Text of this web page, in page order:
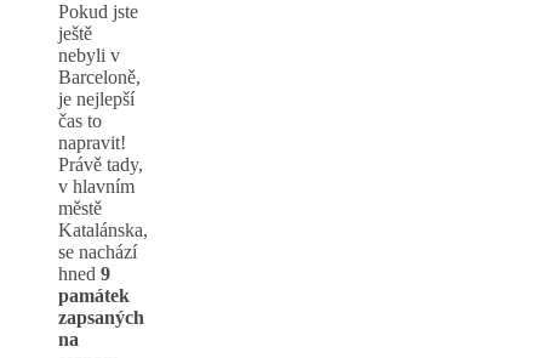
Pokud jste
ještě
nebyli v
Barceloně,
je nejlepší
čas to
napravit!
Právě tady,
v hlavním
městě
Katalánska,
se nachází
hned 9
památek
zapsaných
na